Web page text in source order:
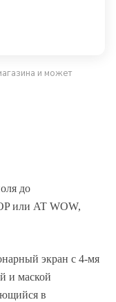
и может
до
или AT WOW,
экран с 4-мя
и маской
в